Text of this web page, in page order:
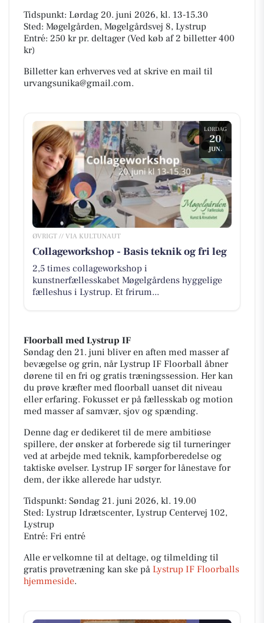
Tidspunkt: Lørdag 20. juni 2026, kl. 13-15.30
Sted: Møgelgården, Møgelgårdsvej 8, Lystrup
Entré: 250 kr pr. deltager (Ved køb af 2 billetter 400
kr)
Billetter kan erhverves ved at skrive en mail til
urvangsunika@gmail.com.
LØRDAG
20
JUN.
ØVRIGT // VIA KULTUNAUT
Collageworkshop - Basis teknik og fri leg
2,5 times collageworkshop i
kunstnerfællesskabet Møgelgårdens hyggelige
fælleshus i Lystrup. Et frirum...
Floorball med Lystrup IF
Søndag den 21. juni bliver en aften med masser af
bevægelse og grin, når Lystrup IF Floorball åbner
dørene til en fri og gratis træningssession. Her kan
du prøve kræfter med floorball uanset dit niveau
eller erfaring. Fokusset er på fællesskab og motion
med masser af samvær, sjov og spænding.
Denne dag er dedikeret til de mere ambitiøse
spillere, der ønsker at forberede sig til turneringer
ved at arbejde med teknik, kampforberedelse og
taktiske øvelser. Lystrup IF sørger for lånestave for
dem, der ikke allerede har udstyr.
Tidspunkt: Søndag 21. juni 2026, kl. 19.00
Sted: Lystrup Idrætscenter, Lystrup Centervej 102,
Lystrup
Entré: Fri entré
Alle er velkomne til at deltage, og tilmelding til
gratis prøvetræning kan ske på Lystrup IF Floorballs
hjemmeside.